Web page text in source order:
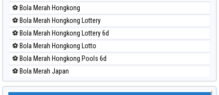
⚽ Bola Merah Hongkong
⚽ Bola Merah Hongkong Lottery
⚽ Bola Merah Hongkong Lottery 6d
⚽ Bola Merah Hongkong Lotto
⚽ Bola Merah Hongkong Pools 6d
⚽ Bola Merah Japan
⚽ Bola Merah Japan 6d